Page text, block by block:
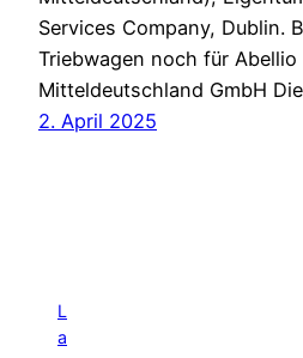
Services Company, Dublin.
Triebwagen noch für Abellio
Mitteldeutschland GmbH
2. April 2025
L
a